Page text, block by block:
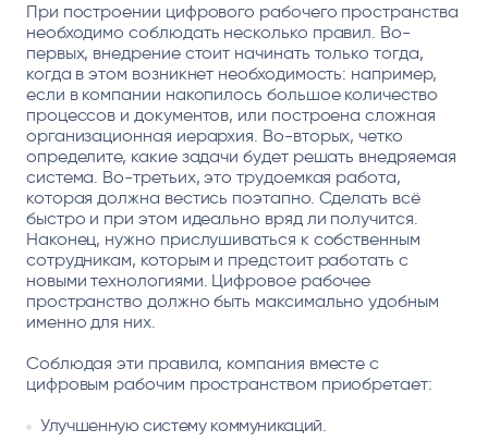
При построении цифрового рабочего пространства
необходимо соблюдать несколько правил. Во-
первых, внедрение стоит начинать только тогда,
когда в этом возникнет необходимость: например,
если в компании накопилось большое количество
процессов и документов, или построена сложная
организационная иерархия. Во-вторых, четко
определите, какие задачи будет решать внедряемая
система. Во-третьих, это трудоемкая работа,
которая должна вестись поэтапно. Сделать всё
быстро и при этом идеально вряд ли получится.
Наконец, нужно прислушиваться к собственным
сотрудникам, которым и предстоит работать с
новыми технологиями. Цифровое рабочее
пространство должно быть максимально удобным
именно для них.
Соблюдая эти правила, компания вместе с
цифровым рабочим пространством приобретает:
Улучшенную систему коммуникаций.